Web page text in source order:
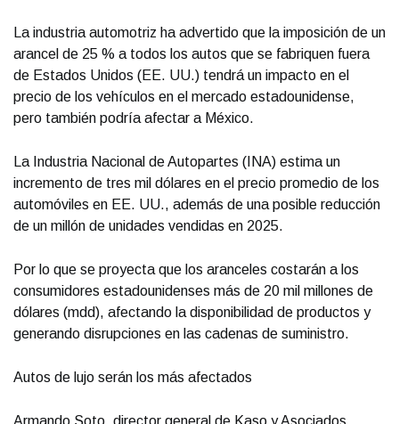
La industria automotriz ha advertido que la imposición de un
arancel de 25 % a todos los autos que se fabriquen fuera
de Estados Unidos (EE. UU.) tendrá un impacto en el
precio de los vehículos en el mercado estadounidense,
pero también podría afectar a México.
La Industria Nacional de Autopartes (INA) estima un
incremento de tres mil dólares en el precio promedio de los
automóviles en EE. UU., además de una posible reducción
de un millón de unidades vendidas en 2025.
Por lo que se proyecta que los aranceles costarán a los
consumidores estadounidenses más de 20 mil millones de
dólares (mdd), afectando la disponibilidad de productos y
generando disrupciones en las cadenas de suministro.
Autos de lujo serán los más afectados
Armando Soto, director general de Kaso y Asociados,